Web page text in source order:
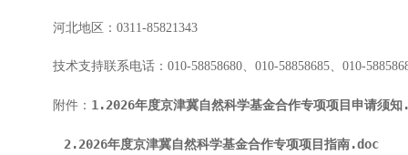
河北地区：0311-85821343
技术支持联系电话：010-58858680、010-58858685、010-
附件： 1.2026年度京津冀自然科学基金合作专项项目申请须
2.2026年度京津冀自然科学基金合作专项项目指南.doc